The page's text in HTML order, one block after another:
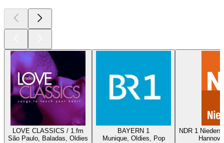
LOVE CLASSICS / 1.fm
São Paulo, Baladas, Oldies
BAYERN 1
Munique, Oldies, Pop
NDR 1